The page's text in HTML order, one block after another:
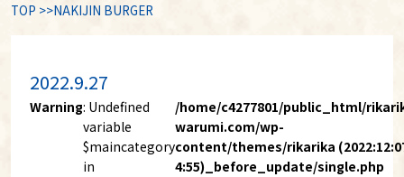
TOP >>NAKIJIN BURGER
2022.9.27
Warning: Undefined
variable
$maincategory
in
/home/c4277801/public_html/
warumi.com/wp-
content/themes/rikarika
4:55)_before_update/single.php